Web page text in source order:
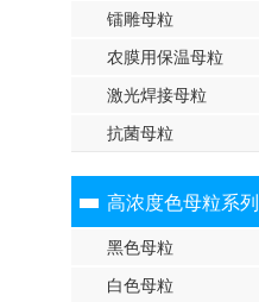
镭雕母粒
农膜用保温母粒
激光焊接母粒
抗菌母粒
高浓度色母粒系列
黑色母粒
白色母粒